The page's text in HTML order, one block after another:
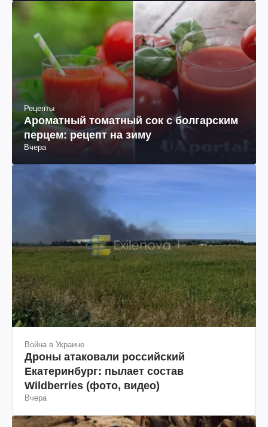
Рецепты
Ароматный томатный сок с болгарским
перцем: рецепт на зиму
Вчера
Война в Украине
Дроны атаковали российский
Екатеринбург: пылает состав
Wildberries (фото, видео)
Вчера